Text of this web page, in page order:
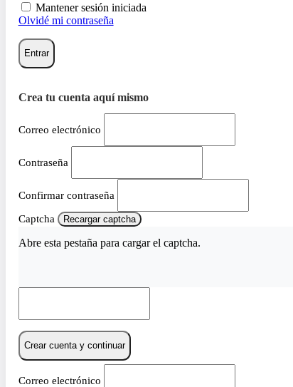
Mantener sesión iniciada
Olvidé mi contraseña
Entrar
Crea tu cuenta aquí mismo
Correo electrónico
Contraseña
Confirmar contraseña
Captcha Recargar captcha
Abre esta pestaña para cargar el captcha.
Crear cuenta y continuar
Correo electrónico